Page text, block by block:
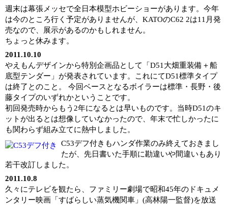
週末は幕張メッセで全日本模型ホビーショーがあります。今年
は今のところ行く予定がありませんが、KATOのC62 2は11月発
売なので、展示があるのかもしれません。
ちょっと休みます。
2011.10.10
やえもんデザインから特別企画品として「D51大畑重装備＋船
底型テンダー」が発表されています。これにてD51標準タイプ
は終了とのこと。 今回ベースとなるボイラーは標準・長野・後
藤タイプのいずれかということです。
初回発売時からもう2年になるとは早いものです。当時D51のキ
ットが出るとは想像していなかったので、年末で忙しかったに
も関わらず組み立てに熱中しました。
C53デフ付きもハンダ作業のみ終えておきまし
たが、先日書いた手順に勘違いや間違いもあり
若干改訂しました。
2011.10.8
久々にテレビを観たら、ファミリー劇場で昭和45年のドキュメ
ンタリー映画「すばらしい蒸気機関車」(高林陽一監督)を放送